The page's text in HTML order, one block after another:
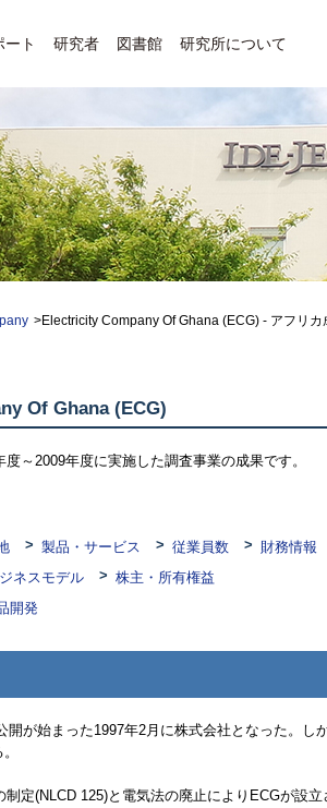
ート 研究者 図書館 研究所について
>Electricity Company Of Ghana (ECG) - アフリ
Of Ghana (ECG)
～2009年度に実施した調査事業の成果です。
製品・サービス 従業員数
財務情報
ネスモデル
株主・所有権益
開発
開が始まった1997年2月に株式会社となった。し
制定(NLCD 125)と電気法の廃止により ECGが設立